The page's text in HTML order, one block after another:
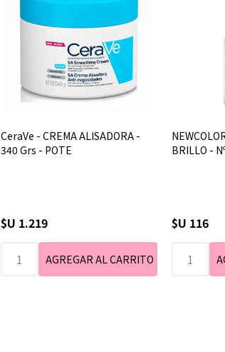
CeraVe - CREMA ALISADORA -
340 Grs - POTE
$U 1.219
BRILLO -
$U 116